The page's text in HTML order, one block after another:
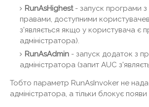
RunAsHighest- запуск програми
правами, доступними
з'являється якщо у користувача є
адміністратора).
RunAsAdmin - запуск додаток з
адміністратора (запит AUC
Тобто параметр RunAsInvoker не
адміністратора, а тільки блокує появи